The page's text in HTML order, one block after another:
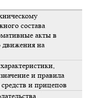
состава
акты в
движения на
и правила
и прицепов